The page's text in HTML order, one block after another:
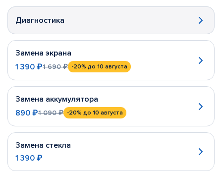
Диагностика
Замена экрана
1 390 ₽1 690 ₽ -20% до 10 августа
Замена аккумулятора
890 ₽1 090 ₽ -20% до 10 августа
Замена стекла
1 390 ₽